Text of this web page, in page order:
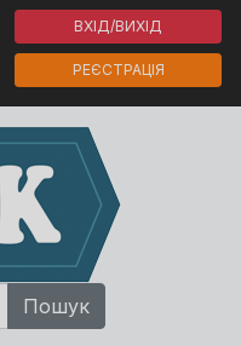
ВХІД/ВИХІД
РЕЄСТРАЦІЯ